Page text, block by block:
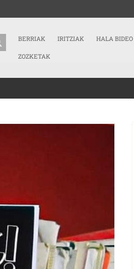
BERRIAK IRITZIAK HALA BIDEO
ZOZKETAK